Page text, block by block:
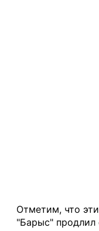
Отметим, что
"Барыс" продлил